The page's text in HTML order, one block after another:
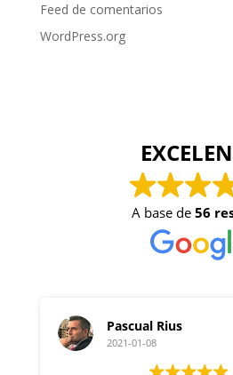
Feed de comentarios
WordPress.org
A base de56